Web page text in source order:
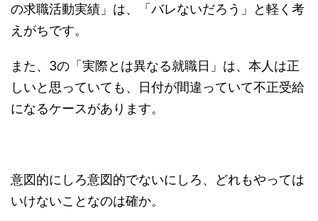
の求職活動実績」は、「バレないだろう」と軽く考
えがちです。
また、3の「実際とは異なる就職日」は、本人は正
しいと思っていても、日付が間違っていて不正受給
になるケースがあります。
意図的にしろ意図的でないにしろ、どれもやっては
いけないことなのは確か。